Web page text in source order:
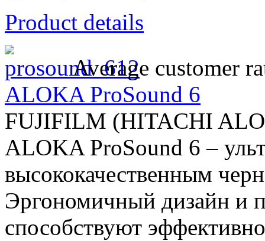
Product details
Average customer
ALOKA ProSound 6
FUJIFILM (HITACHI
ALOKA ProSound 6 –
высококачественным
Эргономичный дизайн и
способствуют